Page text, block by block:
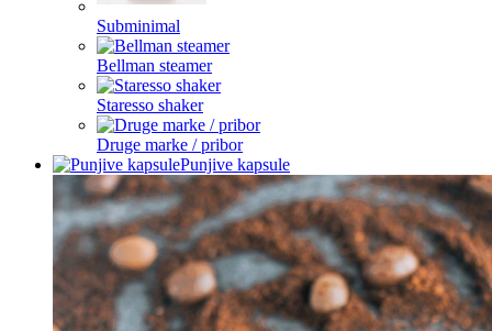
Subminimal
Bellman steamer
Staresso shaker
Druge marke / pribor
Punjive kapsule